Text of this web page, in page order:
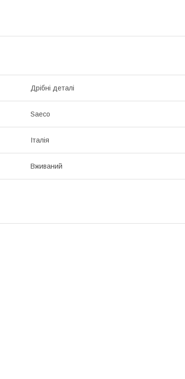
Дрібні деталі
Saeco
Італія
Вживаний